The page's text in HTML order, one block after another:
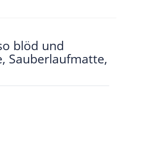
blöd und
Sauberlaufmatte,